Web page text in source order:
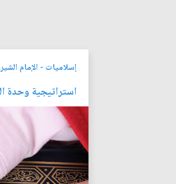
إسلاميات - الإمام
استراتيجية وحدة